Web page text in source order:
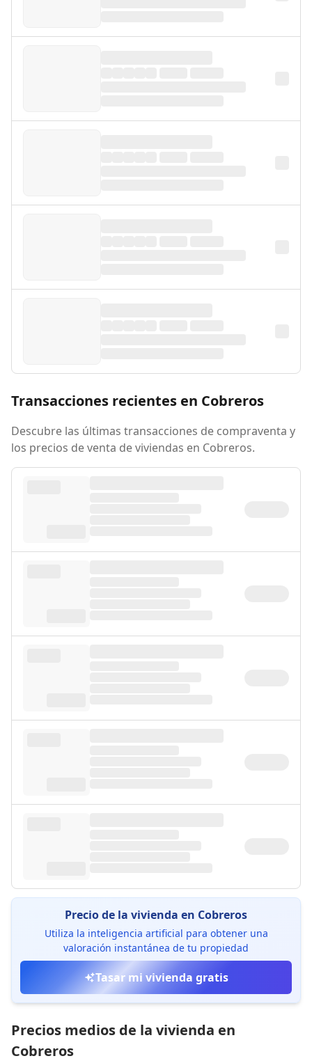
Transacciones recientes en Cobreros
Descubre las últimas transacciones de compraventa y
los precios de venta de viviendas en Cobreros.
Precio de la vivienda en Cobreros
Utiliza la inteligencia artificial para obtener una
valoración instantánea de tu propiedad
Tasar mi vivienda gratis
Precios medios de la vivienda en
Cobreros